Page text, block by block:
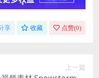
享 收藏 点赞(0)
上一篇